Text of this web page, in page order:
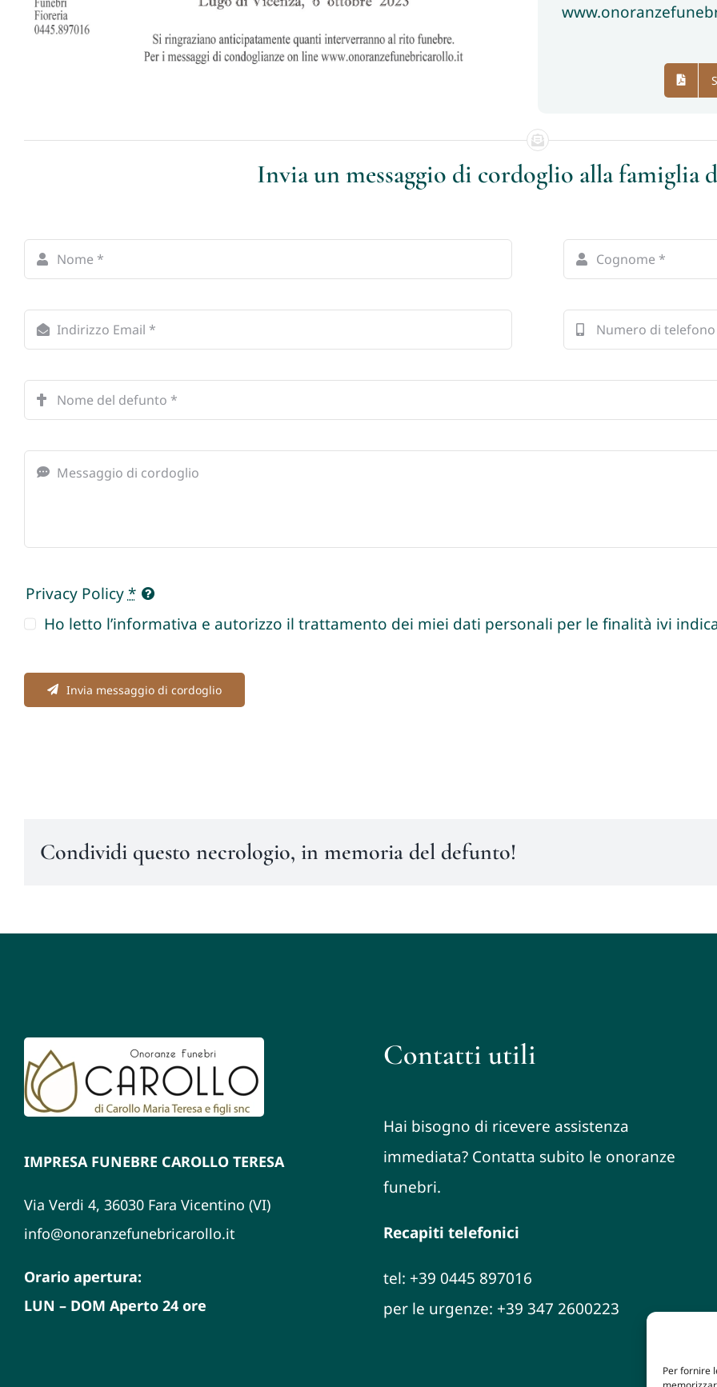
Per fornire
Invia un messaggio di cordoglio alla famiglia
Privacy Policy*
Ho letto l’informativa e autorizzo il trattamento dei miei dati personali per le finalità ivi
Invia messaggio di cordoglio
Condividi questo necrologio, in memoria del defunto!
IMPRESA FUNEBRE CAROLLO TERESA
Via Verdi 4, 36030 Fara Vicentino (VI)
info@onoranzefunebricarollo.it
Orario apertura:
LUN – DOM Aperto 24 ore
Contatti utili
Hai bisogno di ricevere assistenza
immediata? Contatta subito le onoranze
funebri.
Recapiti telefonici
tel: +39 0445 897016
per le urgenze: +39 347 2600223